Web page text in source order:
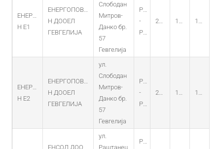
ЕНЕРГОПОВЕР-
Н Е1
ЕНЕРГОПОВЕР-
Н ДООЕЛ
ГЕВГЕЛИЈА
Слободан
Митров-
Данко бр.
57
Гевгелија
PO
-
PV
23.01.2015 18.12.2014 18.12.2029
ЕНЕРГОПОВЕР-
Н Е2
ЕНЕРГОПОВЕР-
Н ДООЕЛ
ГЕВГЕЛИЈА
ул.
Слободан
Митров-
Данко бр.
57
Гевгелија
PO
-
PV
23.01.2015 18.12.2014 18.12.2029
ЕНСОЛ ДОО
ул.
Раштанец
PO